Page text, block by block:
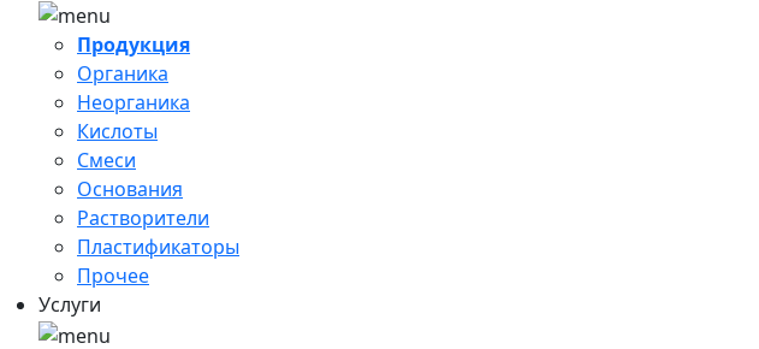
Продукция
Органика
Неорганика
Кислоты
Смеси
Основания
Растворители
Пластификаторы
Прочее
Услуги